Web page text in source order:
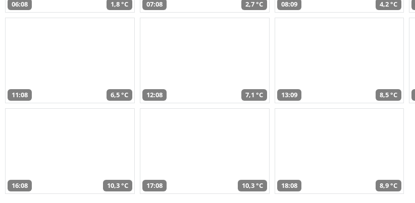
06:08 1,8 °C 07:08 2,7 °C 08:09 4,2 °C
11:08 6,5 °C 12:08 7,1 °C 13:09 8,5 °C
16:08 10,3 °C 17:08 10,3 °C 18:08 8,9 °C